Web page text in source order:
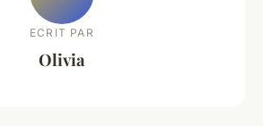
ECRIT PAR
Olivia